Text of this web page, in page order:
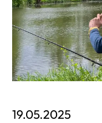
19.05.2025